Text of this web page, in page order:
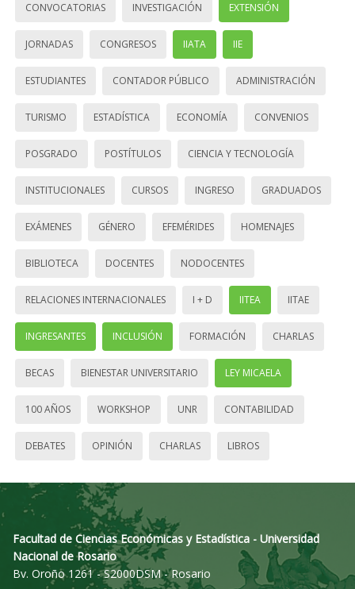
CONVOCATORIAS INVESTIGACIÓN EXTENSIÓN
JORNADAS CONGRESOS IIATA IIE
ESTUDIANTES CONTADOR PÚBLICO ADMINISTRACIÓN
TURISMO ESTADÍSTICA ECONOMÍA CONVENIOS
POSGRADO POSTÍTULOS CIENCIA Y TECNOLOGÍA
INSTITUCIONALES CURSOS INGRESO GRADUADOS
EXÁMENES GÉNERO EFEMÉRIDES HOMENAJES
BIBLIOTECA DOCENTES NODOCENTES
RELACIONES INTERNACIONALES I + D IITEA IITAE
INGRESANTES INCLUSIÓN FORMACIÓN CHARLAS
BECAS BIENESTAR UNIVERSITARIO LEY MICAELA
100 AÑOS WORKSHOP UNR CONTABILIDAD
DEBATES OPINIÓN CHARLAS LIBROS
Facultad de Ciencias Económicas y Estadística - Universidad
Nacional de Rosario
Bv. Oroño 1261 - S2000DSM - Rosario